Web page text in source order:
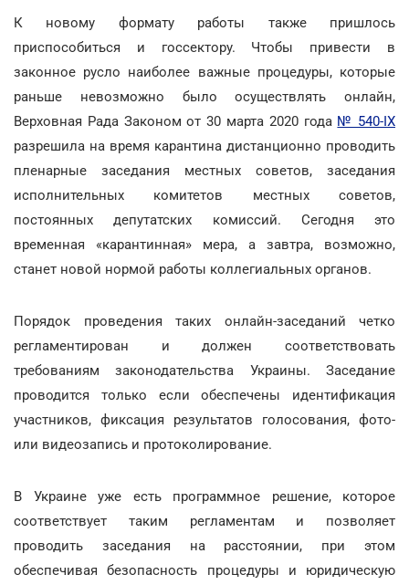
К новому формату работы также пришлось
приспособиться и госсектору. Чтобы привести в
законное русло наиболее важные процедуры, которые
раньше невозможно было осуществлять онлайн,
Верховная Рада Законом от 30 марта 2020 года № 540-IX
разрешила на время карантина дистанционно проводить
пленарные заседания местных советов, заседания
исполнительных комитетов местных советов,
постоянных депутатских комиссий. Сегодня это
временная «карантинная» мера, а завтра, возможно,
станет новой нормой работы коллегиальных органов.
Порядок проведения таких онлайн-заседаний четко
регламентирован и должен соответствовать
требованиям законодательства Украины. Заседание
проводится только если обеспечены идентификация
участников, фиксация результатов голосования, фото-
или видеозапись и протоколирование.
В Украине уже есть программное решение, которое
соответствует таким регламентам и позволяет
проводить заседания на расстоянии, при этом
обеспечивая безопасность процедуры и юридическую